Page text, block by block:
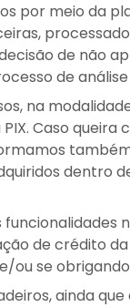
por meio da
de não
de
na
Caso
dentro
de crédito
ou se
ainda